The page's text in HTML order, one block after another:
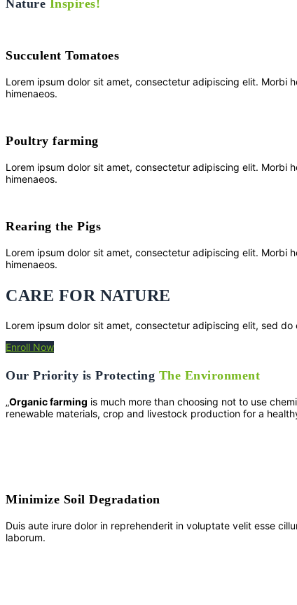
Nature Inspires!
Succulent Tomatoes
Lorem ipsum dolor sit amet, consectetur adipiscing elit.
himenaeos.
Poultry farming
Lorem ipsum dolor sit amet, consectetur adipiscing elit.
himenaeos.
Rearing the Pigs
Lorem ipsum dolor sit amet, consectetur adipiscing elit.
himenaeos.
CARE FOR NATURE
Lorem ipsum dolor sit amet, consectetur adipiscing elit, sed
Enroll Now
Our Priority is Protecting The Environment
„Organic farming is much more than choosing not to use
renewable materials, crop and livestock production for a
Minimize Soil Degradation
Duis aute irure dolor in reprehenderit in voluptate velit esse
laborum.